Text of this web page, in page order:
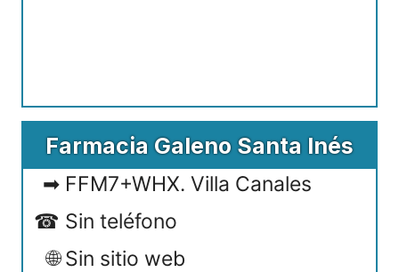
Farmacia Galeno Santa Inés
FFM7+WHX. Villa Canales
Sin teléfono
Sin sitio web